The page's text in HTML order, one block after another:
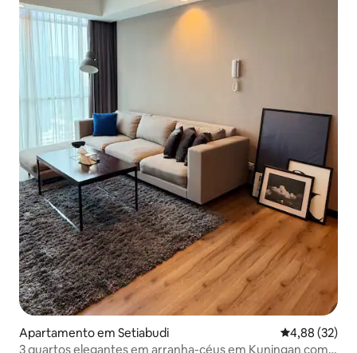
Apartamento em Setiabudi Classificação
4,88 (32)
3 quartos elegantes em arranha-céus em Kuningan com